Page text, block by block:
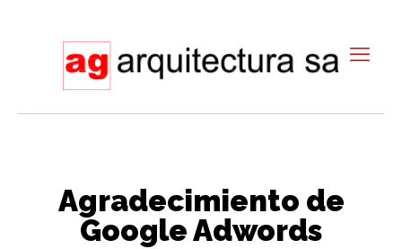
Agradecimiento de
Google Adwords